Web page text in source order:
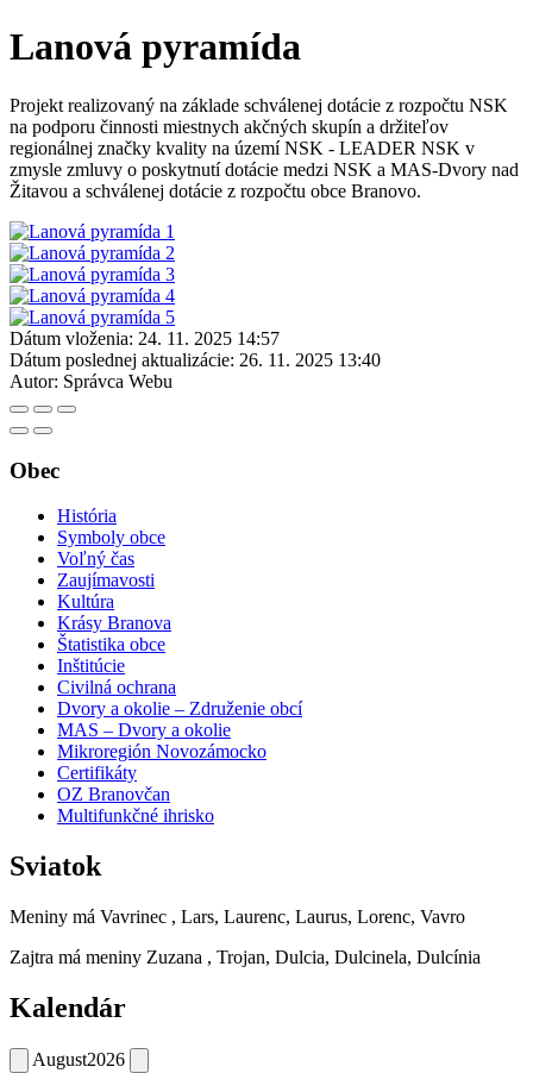
Lanová pyramída
Projekt realizovaný na základe schválenej dotácie z rozpočtu NSK
na podporu činnosti miestnych akčných skupín a držiteľov
regionálnej značky kvality na území NSK - LEADER NSK v
zmysle zmluvy o poskytnutí dotácie medzi NSK a MAS-Dvory nad
Žitavou a schválenej dotácie z rozpočtu obce Branovo.
Dátum vloženia: 24. 11. 2025 14:57
Dátum poslednej aktualizácie: 26. 11. 2025 13:40
Autor: Správca Webu
Obec
História
Symboly obce
Voľný čas
Zaujímavosti
Kultúra
Krásy Branova
Štatistika obce
Inštitúcie
Civilná ochrana
Dvory a okolie – Združenie obcí
MAS – Dvory a okolie
Mikroregión Novozámocko
Certifikáty
OZ Branovčan
Multifunkčné ihrisko
Sviatok
Meniny má Vavrinec , Lars, Laurenc, Laurus, Lorenc, Vavro
Zajtra má meniny Zuzana , Trojan, Dulcia, Dulcinela, Dulcínia
Kalendár
August2026